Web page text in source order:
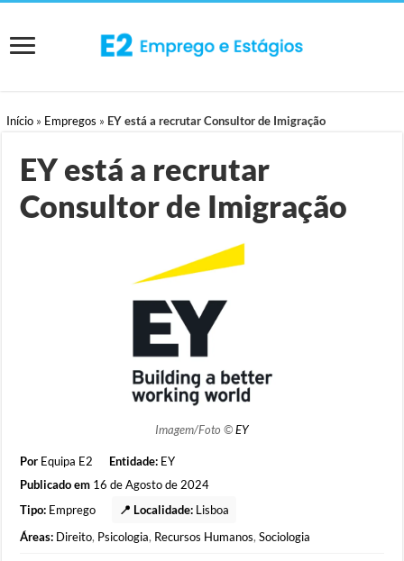
Início » Empregos » EY está a recrutar Consultor de Imigração
EY está a recrutar
Consultor de Imigração
Imagem/Foto ©EY
Por Equipa E2 Entidade: EY
Publicado em 16 de Agosto de 2024
Tipo: Emprego 📍 Localidade: Lisboa
Áreas: Direito, Psicologia, Recursos Humanos,Sociologia